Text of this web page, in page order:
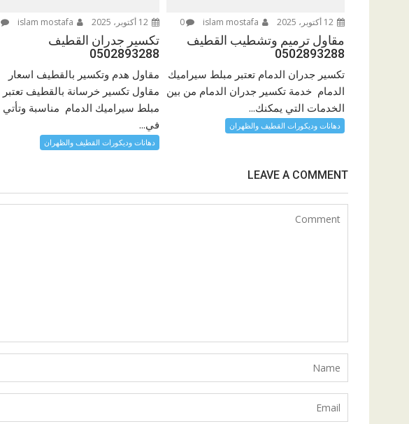
0
مقاول ترميم وتشطيب القطيف
0502893288
تكسير جدران الدمام تعتبر مبلط سيراميك
الدمام خدمة تكسير جدران الدمام من بين
الخدمات التي يمكنك...
دهانات وديكورات القطيف والظهران
12 أكتوبر، 2025
تكسير جدران القطيف
0502893288
مقاول هدم وتكسير بالقطيف اسعار
مقاول تكسير خرسانة بالقطيف تعتبر
مبلط سيراميك الدمام مناسبة وتأتي
في...
دهانات وديكورات القطيف والظهران
LEAVE A COMMENT